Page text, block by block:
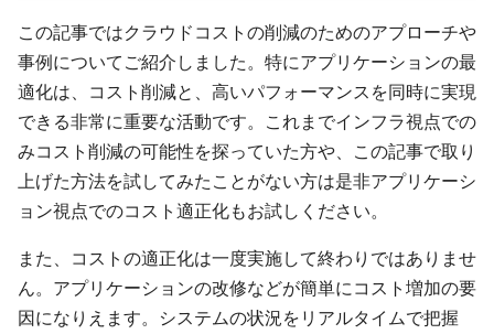
この記事ではクラウドコストの削減のためのアプローチや
事例についてご紹介しました。特にアプリケーションの最
適化は、コスト削減と、高いパフォーマンスを同時に実現
できる非常に重要な活動です。これまでインフラ視点での
みコスト削減の可能性を探っていた方や、この記事で取り
上げた方法を試してみたことがない方は是非アプリケーシ
ョン視点でのコスト適正化もお試しください。
また、コストの適正化は一度実施して終わりではありませ
ん。アプリケーションの改修などが簡単にコスト増加の要
因になりえます。システムの状況をリアルタイムで把握